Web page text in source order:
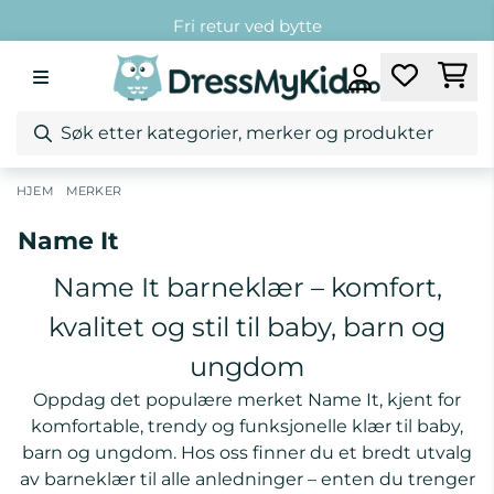
Fri frakt over 1299,-*
Kundeklubb
HJEM MERKER
Name It
Name It barneklær – komfort,
kvalitet og stil til baby, barn og
ungdom
Oppdag det populære merket Name It, kjent for
komfortable, trendy og funksjonelle klær til baby,
barn og ungdom. Hos oss finner du et bredt utvalg
av barneklær til alle anledninger – enten du trenger